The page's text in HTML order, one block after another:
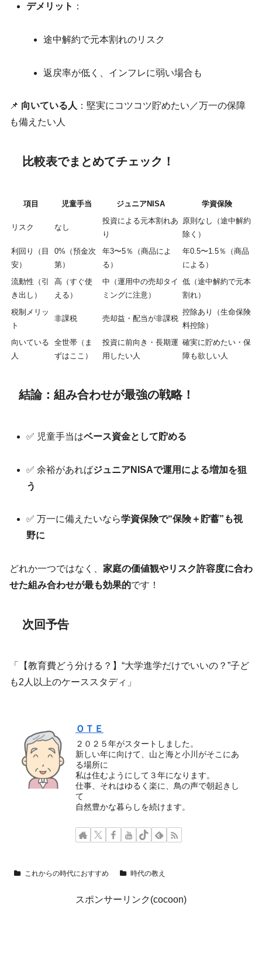
デメリット ：
途中解約で元本割れのリスク
返戻率が低く、インフレに弱い場合も
📌 向いている人 ：堅実にコツコツ貯めたい／万一の保障
も備えたい人
比較表でまとめてチェック！
項目 児童手当 ジュニアNISA 学資保険
リスク なし
投資による元本割れあ
り
原則なし（途中解約
除く）
利回り（目
安）
0%（預金次
第）
年3〜5％（商品によ
る）
年0.5〜1.5％（商品
による）
流動性（引
き出し）
高（すぐ使
える）
中（運用中の売却タイ
ミングに注意）
低（途中解約で元本
割れ）
税制メリッ
ト
非課税 売却益・配当が非課税
控除あり（生命保険
料控除）
向いている
人
全世帯（ま
ずはここ）
投資に前向き・長期運
用したい人
確実に貯めたい・保
障も欲しい人
結論：組み合わせが最強の戦略！
✅ 児童手当はベース資金として貯める
✅ 余裕があればジュニアNISAで運用による増加を狙
う
✅ 万一に備えたいなら学資保険で“保険＋貯蓄”も視
野に
どれか一つではなく、 家庭の価値観やリスク許容度に合わ
せた組み合わせが最も効果的です！
次回予告
「【教育費どう分ける？】“大学進学だけでいいの？”子ど
も2人以上のケーススタディ」
ＯＴＥ
２０２５年がスタートしました。
新しい年に向けて、山と海と小川がそこにあ
る場所に
私は住むようにして３年になります。
仕事、それはゆるく楽に、鳥の声で朝起きし
て
自然豊かな暮らしを続けます。
これからの時代におすすめ 時代の教え
スポンサーリンク(cocoon)